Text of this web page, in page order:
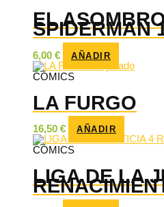
EL
SPIDERMAN
6,00 € AÑADIR
Agotado
CÓMICS
LA FURGO
16,50 € AÑADIR
CÓMICS
LIGA DE LA